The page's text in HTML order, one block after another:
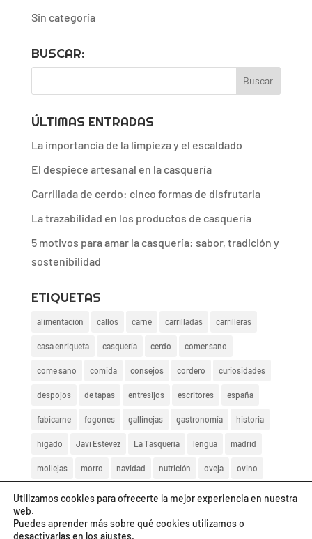
Sin categoría
BUSCAR:
ÚLTIMAS ENTRADAS
La importancia de la limpieza y el escaldado
El despiece artesanal en la casquería
Carrillada de cerdo: cinco formas de disfrutarla
La trazabilidad en los productos de casquería
5 motivos para amar la casquería: sabor, tradición y
sostenibilidad
ETIQUETAS
alimentación callos carne carrilladas carrilleras
casa enriqueta casquería cerdo comer sano
come sano comida consejos cordero curiosidades
despojos de tapas entresijos escritores españa
fabicarne fogones gallinejas gastronomía historia
hígado Javi Estévez La Tasquería lengua madrid
mollejas morro navidad nutrición oveja ovino
rabo de toro salud saludable tapas
Utilizamos cookies para ofrecerte la mejor experiencia en nuestra
web.
Puedes aprender más sobre qué cookies utilizamos o
desactivarlas en losajustes.